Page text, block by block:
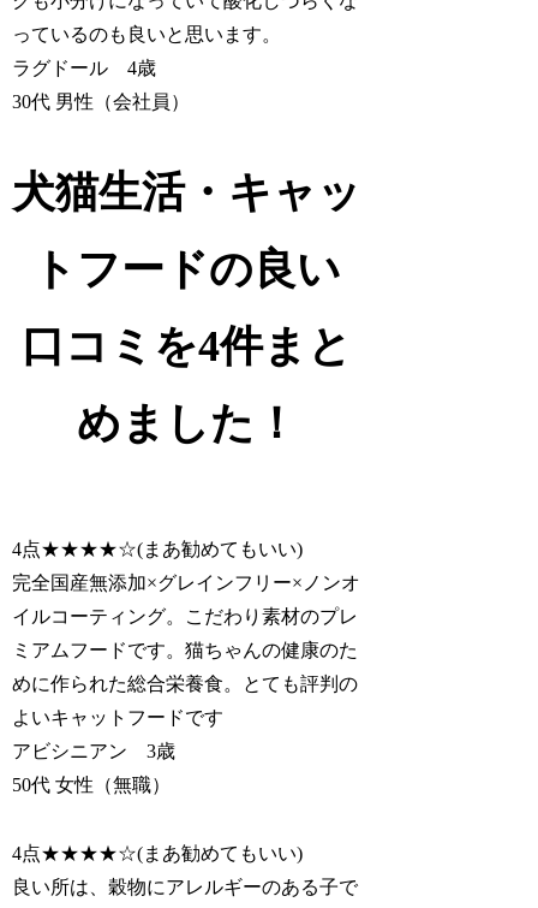
っているのも良いと思います。
ラグドール 4歳
30代 男性（会社員）
犬猫生活・キャッ
トフードの良い
口コミを4件まと
めました！
4点★★★★☆(まあ勧めてもいい)
完全国産無添加×グレインフリー×ノンオ
イルコーティング。こだわり素材のプレ
ミアムフードです。猫ちゃんの健康のた
めに作られた総合栄養食。とても評判の
よいキャットフードです
アビシニアン 3歳
50代 女性（無職）
4点★★★★☆(まあ勧めてもいい)
良い所は、穀物にアレルギーのある子で